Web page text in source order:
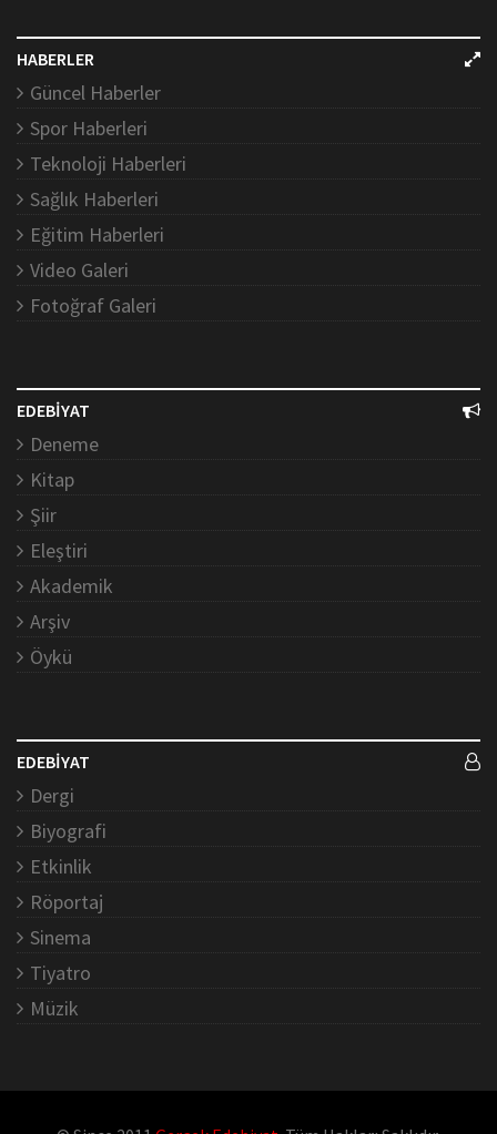
HABERLER
Güncel Haberler
Spor Haberleri
Teknoloji Haberleri
Sağlık Haberleri
Eğitim Haberleri
Video Galeri
Fotoğraf Galeri
EDEBİYAT
Deneme
Kitap
Şiir
Eleştiri
Akademik
Arşiv
Öykü
EDEBİYAT
Dergi
Biyografi
Etkinlik
Röportaj
Sinema
Tiyatro
Müzik